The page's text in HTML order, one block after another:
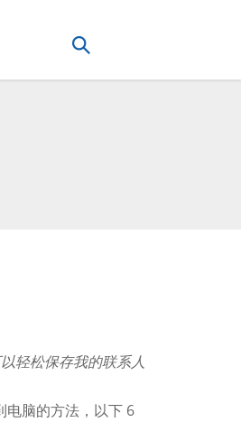
轻松保存我的联系人
脑的方法，以下 6